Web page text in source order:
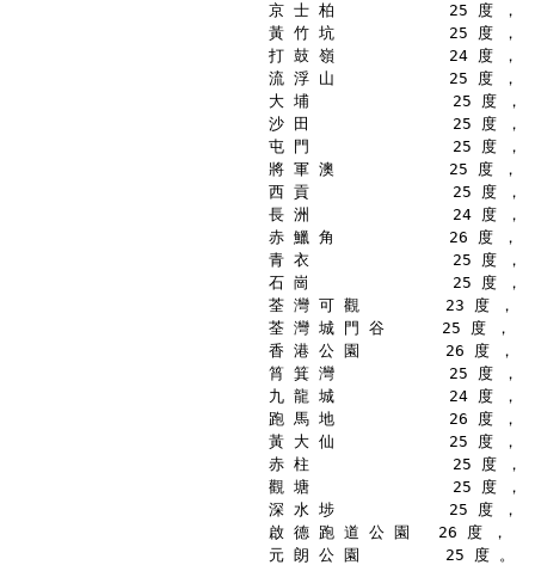
京 士 柏            25 度 ，
黃 竹 坑            25 度 ，
打 鼓 嶺            24 度 ，
流 浮 山            25 度 ，
大 埔               25 度 ，
沙 田               25 度 ，
屯 門               25 度 ，
將 軍 澳            25 度 ，
西 貢               25 度 ，
長 洲               24 度 ，
赤 鱲 角            26 度 ，
青 衣               25 度 ，
石 崗               25 度 ，
荃 灣 可 觀         23 度 ，
荃 灣 城 門 谷      25 度 ，
香 港 公 園         26 度 ，
筲 箕 灣            25 度 ，
九 龍 城            24 度 ，
跑 馬 地            26 度 ，
黃 大 仙            25 度 ，
赤 柱               25 度 ，
觀 塘               25 度 ，
深 水 埗            25 度 ，
啟 德 跑 道 公 園   26 度 ，
元 朗 公 園         25 度 。